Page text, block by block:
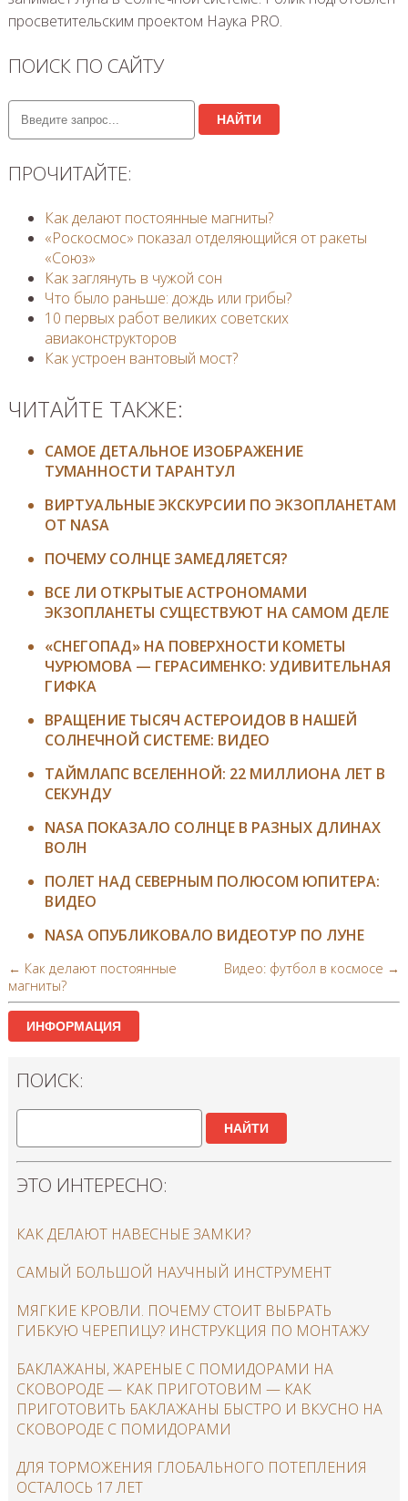
просветительским проектом Наука PRO.
ПОИСК ПО САЙТУ
НАЙТИ
ПРОЧИТАЙТЕ:
Как делают постоянные магниты?
«Роскосмос» показал отделяющийся от ракеты
«Союз»
Как заглянуть в чужой сон
Что было раньше: дождь или грибы?
10 первых работ великих советских
авиаконструкторов
Как устроен вантовый мост?
ЧИТАЙТЕ ТАКЖЕ:
САМОЕ ДЕТАЛЬНОЕ ИЗОБРАЖЕНИЕ
ТУМАННОСТИ ТАРАНТУЛ
ВИРТУАЛЬНЫЕ ЭКСКУРСИИ ПО ЭКЗОПЛАНЕТАМ
ОТ NASA
ПОЧЕМУ СОЛНЦЕ ЗАМЕДЛЯЕТСЯ?
ВСЕ ЛИ ОТКРЫТЫЕ АСТРОНОМАМИ
ЭКЗОПЛАНЕТЫ СУЩЕСТВУЮТ НА САМОМ ДЕЛЕ
«СНЕГОПАД» НА ПОВЕРХНОСТИ КОМЕТЫ
ЧУРЮМОВА — ГЕРАСИМЕНКО: УДИВИТЕЛЬНАЯ
ГИФКА
ВРАЩЕНИЕ ТЫСЯЧ АСТЕРОИДОВ В НАШЕЙ
СОЛНЕЧНОЙ СИСТЕМЕ: ВИДЕО
ТАЙМЛАПС ВСЕЛЕННОЙ: 22 МИЛЛИОНА ЛЕТ В
СЕКУНДУ
NASA ПОКАЗАЛО СОЛНЦЕ В РАЗНЫХ ДЛИНАХ
ВОЛН
ПОЛЕТ НАД СЕВЕРНЫМ ПОЛЮСОМ ЮПИТЕРА:
ВИДЕО
NASA ОПУБЛИКОВАЛО ВИДЕОТУР ПО ЛУНЕ
← Как делают постоянные
магниты?
Видео: футбол в космосе →
ИНФОРМАЦИЯ
ПОИСК:
НАЙТИ
ЭТО ИНТЕРЕСНО:
КАК ДЕЛАЮТ НАВЕСНЫЕ ЗАМКИ?
САМЫЙ БОЛЬШОЙ НАУЧНЫЙ ИНСТРУМЕНТ
МЯГКИЕ КРОВЛИ. ПОЧЕМУ СТОИТ ВЫБРАТЬ
ГИБКУЮ ЧЕРЕПИЦУ? ИНСТРУКЦИЯ ПО МОНТАЖУ
БАКЛАЖАНЫ, ЖАРЕНЫЕ С ПОМИДОРАМИ НА
СКОВОРОДЕ — КАК ПРИГОТОВИМ — КАК
ПРИГОТОВИТЬ БАКЛАЖАНЫ БЫСТРО И ВКУСНО НА
СКОВОРОДЕ С ПОМИДОРАМИ
ДЛЯ ТОРМОЖЕНИЯ ГЛОБАЛЬНОГО ПОТЕПЛЕНИЯ
ОСТАЛОСЬ 17 ЛЕТ